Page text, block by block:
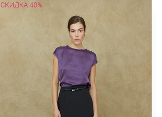
СКИДКА 40%